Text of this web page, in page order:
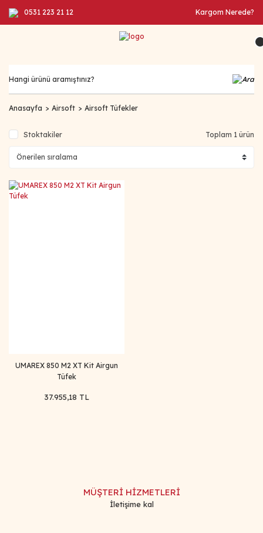
0531 223 21 12 Kargom Nerede?
Anasayfa Airsoft Airsoft Tüfekler
Stoktakiler Toplam 1 ürün
UMAREX 850 M2 XT Kit Airgun
Tüfek
37.955,18 TL
MÜŞTERİ HİZMETLERİ
İletişime kal